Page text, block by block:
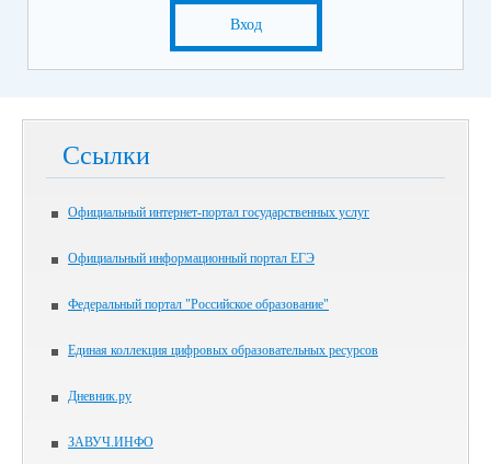
Вход
Ссылки
Официальный интернет-портал государственных услуг
Официальный информационный портал ЕГЭ
Федеральный портал "Российское образование"
Единая коллекция цифровых образовательных ресурсов
Дневник.ру
ЗАВУЧ.ИНФО